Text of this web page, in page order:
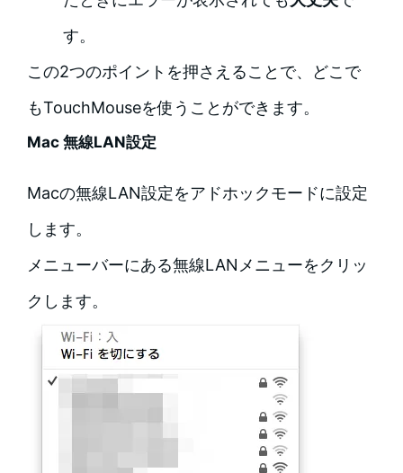
す。
この2つのポイントを押さえることで、どこで
もTouchMouseを使うことができます。
Mac 無線LAN設定
Macの無線LAN設定をアドホックモードに設定
します。
メニューバーにある無線LANメニューをクリッ
クします。